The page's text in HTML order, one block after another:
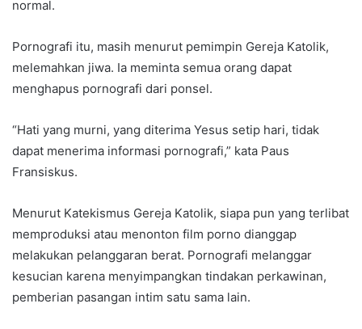
normal.
Pornografi itu, masih menurut pemimpin Gereja Katolik,
melemahkan jiwa. Ia meminta semua orang dapat
menghapus pornografi dari ponsel.
“Hati yang murni, yang diterima Yesus setip hari, tidak
dapat menerima informasi pornografi,” kata Paus
Fransiskus.
Menurut Katekismus Gereja Katolik, siapa pun yang terlibat
memproduksi atau menonton film porno dianggap
melakukan pelanggaran berat. Pornografi melanggar
kesucian karena menyimpangkan tindakan perkawinan,
pemberian pasangan intim satu sama lain.